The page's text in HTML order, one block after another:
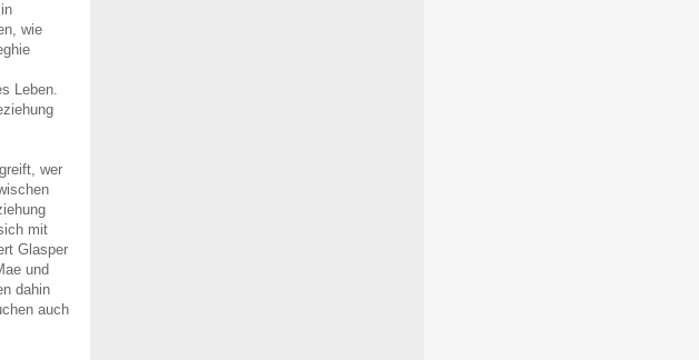
wie
Leben.
wer
mit
Glasper
und
dahin
auch